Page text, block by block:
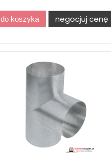
do koszyka negocjuj cenę